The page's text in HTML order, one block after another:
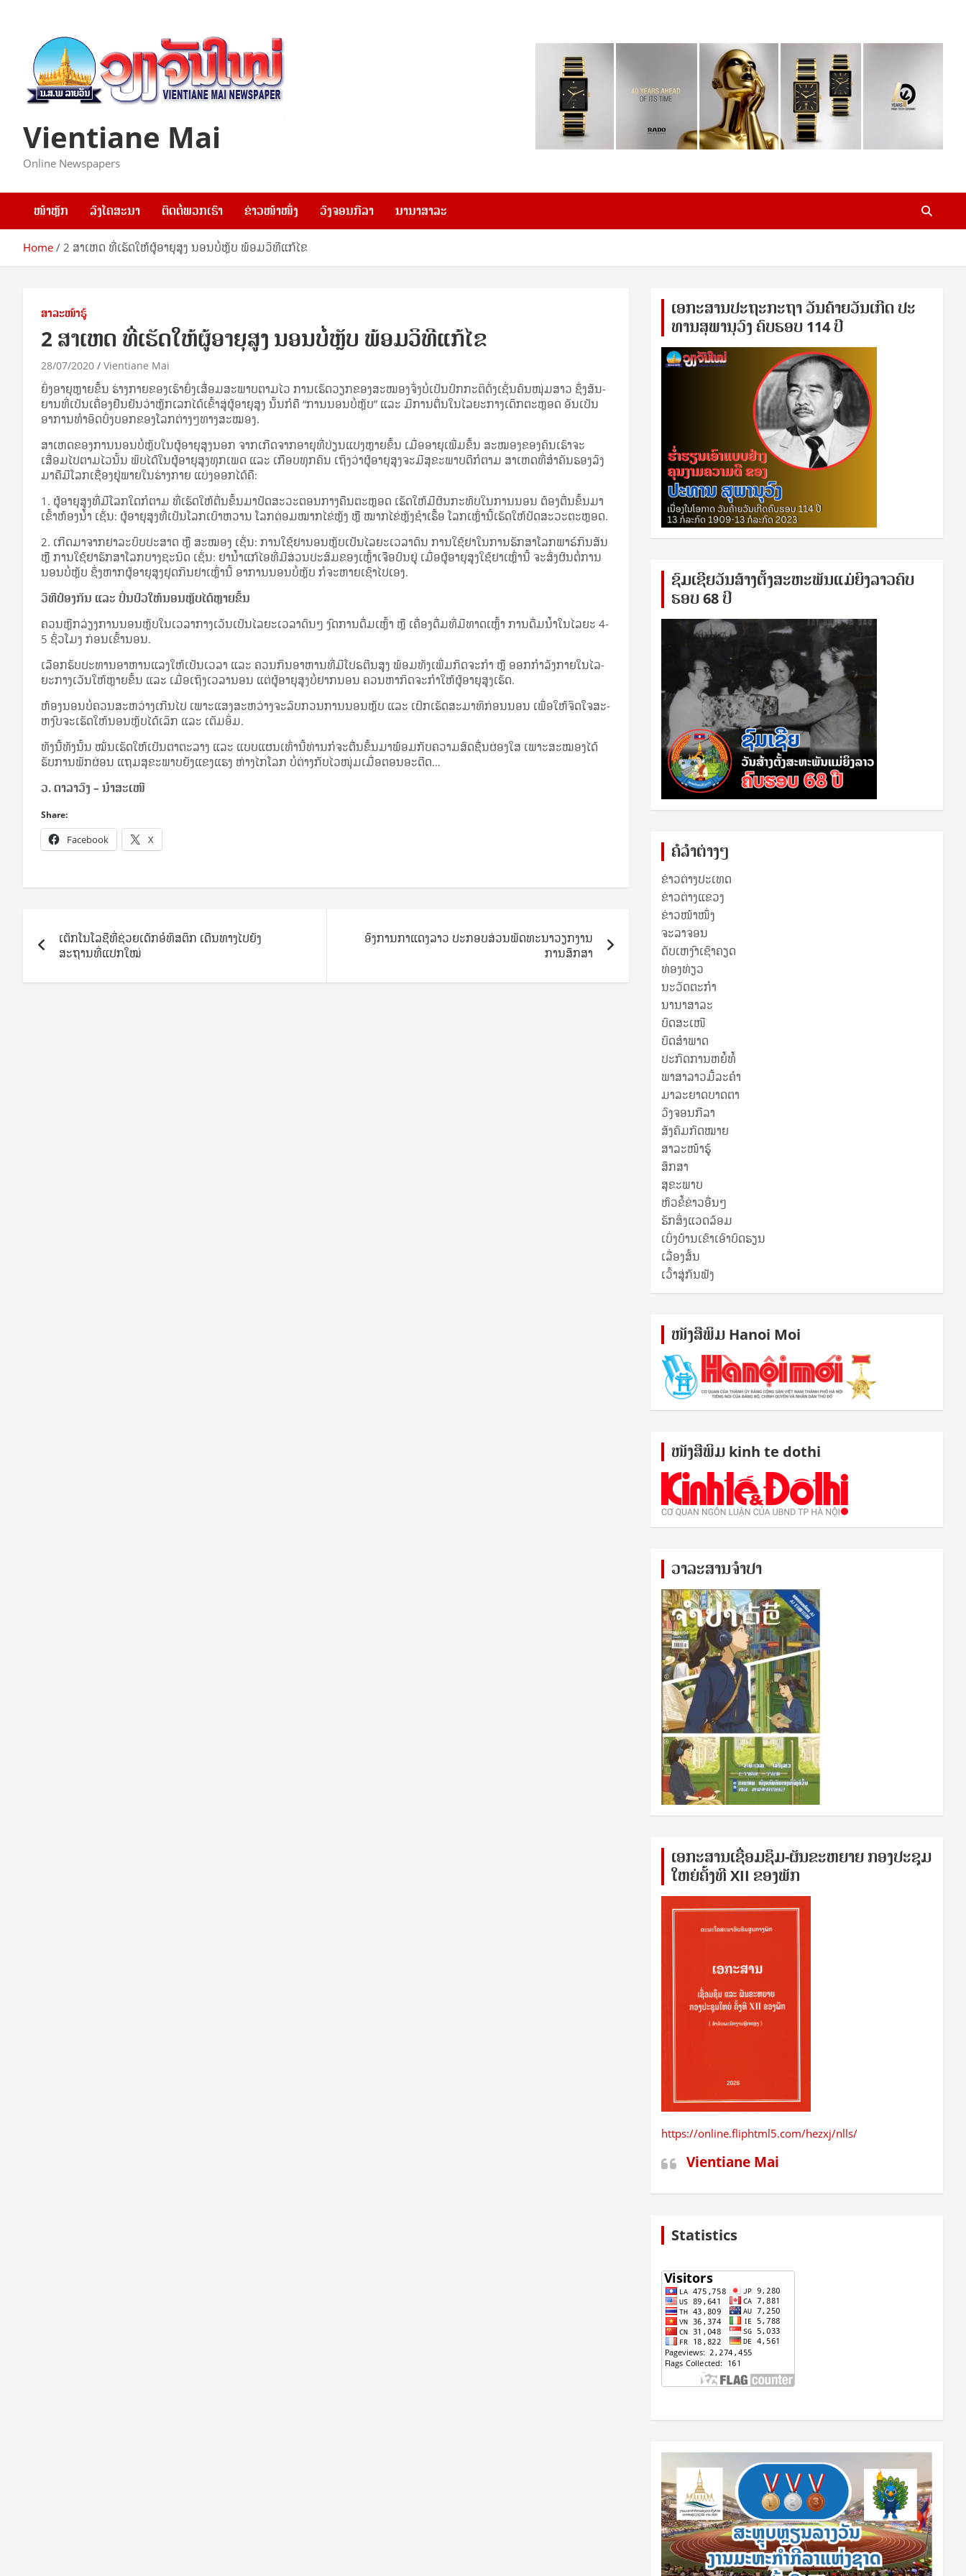
Vientiane Mai
Online Newspapers
ໜ້າຫຼັກ ລົງໂຄສະນາ ຕິດຕໍ່ພວກເຮົາ ຂ່າວໜ້າໜຶ່ງ ວົງຈອນກີລາ ນານາສາລະ
Home 2 ສາເຫດ ທີ່ເຮັດໃຫ້ຜູ້ອາຍຸສູງ ນອນບໍ່ຫຼັບ ພ້ອມວິທີແກ້ໄຂ
ສາລະໜ້າຮູ້
2 ສາເຫດ ທີ່ເຮັດໃຫ້ຜູ້ອາຍຸສູງ ນອນບໍ່ຫຼັບ ພ້ອມວິທີແກ້ໄຂ
28/07/2020 Vientiane Mai
ຍິ່ງ​ອາ­ຍຸ​ຫຼາຍ​ຂຶ້ນ ຮ່າງ­ກາຍ​ຂອງ​ເຮົາ​ຍິ່ງ​ເສື່ອມ​ສະ­ພາບ​ຕາມ​ໄວ ການ​ເຮັດ​ວຽກ​ຂອງ​ສະ­ໝອງ​ຈຶ່ງ​ບໍ່​ເປັນ​ປົກ­ກະ­ຕິ​ດັ່ງ​ເຊັ່ນ​ຄົນ​ໜຸ່ມ​ສາວ ຊຶ່ງ​ສັນ­
ຍານ​ທີ່​ເປັນ​ເຄື່ອງ​ຢືນ­ຢັນ​ວ່າ​ຫຼັກ​ເລກ​ໄດ້​ເຂົ້າ​ສູ່​ຜູ້​ອາ­ຍຸ​ສູງ ນັ້ນ​ກໍ​ຄື “ການ​ນອນ​ບໍ່​ຫຼັບ” ແລະ ມີ​ການ​ຕື່ນ​ໃນ​ໄລ­ຍະ​ກາງ​ເດິກ​ຕະ­ຫຼອດ ອັນ​ເປັນ​
ອາ­ການ​ທຳ​ອິດ​ບົ່ງ​ບອກ​ຂອງ​ໂລກ​ຕ່າງໆ​ທາງ​ສະ­ໝອງ.
ສາ­ເຫດ​ຂອງ​ການ​ນອນ​ບໍ່​ຫຼັບ​ໃນ​ຜູ້​ອາ­ຍຸ​ສູງ​ນອກ ຈາກ​ເກີດ​ຈາກ​ອາ­ຍຸ​ທີ່​ປ່ຽນ­ແປງ​ຫຼາຍ​ຂຶ້ນ ເມື່ອ​ອາ­ຍຸ​ເພີ່ມ​ຂຶ້ນ ສະ­ໝອງ​ຂອງ​ຄົນ​ເຮົາ​ຈະ​
ເສື່ອມ​ໄປ​ຕາມ​ໄວ​ນັ້ນ ພົບ​ໄດ້​ໃນ​ຜູ້​ອາ­ຍຸ​ສູງ​ທຸກ​ເພດ ແລະ ເກືອບ​ທຸກ​ຄົນ ເຖິງ​ວ່າ​ຜູ້​ອາ­ຍຸ​ສູງ​ຈະ​ມີ​ສຸ­ຂະ­ພາບ​ດີ​ກໍ​ຕາມ ສາ­ເຫດ​ທີ່​ສຳ­ຄັນ​ຮອງ​ລົງ​
ມາ​ຄື​ມີ​ໂລກ​ເຊື່ອງ​ຢູ່​ພາຍ​ໃນ​ຮ່າງ­ກາຍ ແບ່ງ​ອອກ​ໄດ້​ຄື:
1. ຜູ້​ອາ­ຍຸ​ສູງ​ທີ່​ມີ​ໂລກ​ໃດ​ກໍ​ຕາມ ທີ່​ເຮັດ​ໃຫ້​ຕື່ນ​ຂຶ້ນ​ມາ​ປັດ​ສະ​ວະ​ຕອນ​ກາງ­ຄືນ​ຕະ­ຫຼອດ ເຮັດ​ໃຫ້​ມີ​ຜົນ​ກະ­ທົບ​ໃນ​ການ​ນອນ ຕ້ອງ​ຕື່ນ​ຂຶ້ນ​ມາ​
ເຂົ້າ​ຫ້ອງ​ນ້ຳ ເຊັ່ນ: ຜູ້​ອາ­ຍຸ​ສູງ​ທີ່​ເປັນ​ໂລກ​ເບົາ­ຫວານ ໂລກ​ຕ່ອມ​ໝາກ​ໄຂ່­ຫຼັງ ຫຼື ໝາກ​ໄຂ່­ຫຼັງ​ຊຳ​ເຮື້ອ ໂລກ​ເຫຼົ່າ​ນີ້​ເຮັດ​ໃຫ້​ປັດ​ສະ​ວະ​ຕະ­ຫຼອດ.
2. ເກີດ​ມາ​ຈາກ​ຢາ​ລະ­ບົບ​ປະ­ສາດ ຫຼື ສະ­ໝອງ ເຊັ່ນ: ການ​ໃຊ້​ຢາ­ນອນ­ຫຼັບ​ເປັນ​ໄລ­ຍະ​ເວ­ລາ​ດົນ ການ​ໃຊ້​ຢາ​ໃນ​ການ​ຮັກ­ສາ​ໂລກ​ພາຣ໌ກິນ​ສັນ
ຫຼື ການ​ໃຊ້​ຢາ​ຮັກ­ສາ​ໂລກ​ບາງ​ຊະ­ນິດ ເຊັ່ນ: ຢາ​ນ້ຳ​ແກ້​ໄອ​ທີ່​ມີ​ສ່ວນ​ປະ­ສົມ​ຂອງ​ເຫຼົ້າ​ເຈືອ​ປົນ​ຢູ່ ເມື່ອ​ຜູ້​ອາ­ຍຸ​ສູງ​ໃຊ້​ຢາ​ເຫຼົ່າ​ນີ້ ຈະ​ສົ່ງ​ຜົນ​ຕໍ່​ການ​
ນອນ​ບໍ່​ຫຼັບ ຊຶ່ງ​ຫາກ​ຜູ້​ອາ­ຍຸ​ສູງ​ຢຸດ​ກິນ​ຢາ​ເຫຼົ່າ​ນີ້ ອາ­ການ​ນອນ​ບໍ່​ຫຼັບ ກໍ​ຈະ​ຫາຍ​ເຊົາ​ໄປ​ເອງ.
ວິ­ທີ​ປ້ອງ​ກັນ ແລະ ປິ່ນ­ປົວ​ໃຫ້​ນອນ​ຫຼັບ​ໄດ້​ຫຼາຍ​ຂຶ້ນ
ຄວນ​ຫຼີກ​ລ່ຽງ​ການ​ນອນ​ຫຼັບ​ໃນ​ເວ­ລາ​ກາງ­ເວັນ​ເປັນ​ໄລ­ຍະ​ເວ­ລາ​ດົນໆ ງົດ​ການ​ດື່ມ​ເຫຼົ້າ ຫຼື ເຄື່ອງ​ດື່ມ​ທີ່​ມີ​ທາດ​ເຫຼົ້າ ການ​ດື່ມ­ນ້ຳ​ໃນ​ໄລ­ຍະ 4-
5 ຊົ່ວ­ໂມງ ກ່ອນ​ເຂົ້າ​ນອນ.
ເລືອກ​ຮັບ​ປະ­ທານ​ອາ­ຫານ​ແລງ​ໃຫ້​ເປັນ​ເວ­ລາ ແລະ ຄວນ​ກິນ​ອາ­ຫານ​ທີ່​ມີ​ໂປຣ​ຕີນ​ສູງ ພ້ອມ​ທັງ​ເພີ່ມ​ກິດ­ຈະ­ກຳ ຫຼື ອອກ­ກຳ­ລັງ​ກາຍ​ໃນ​ໄລ­
ຍະ​ກາງ­ເວັນ​ໃຫ້​ຫຼາຍ​ຂຶ້ນ ແລະ ເມື່ອ​ເຖິງ​ເວ­ລາ​ນອນ ແຕ່​ຜູ້​ອາ­ຍຸ​ສູງ​ບໍ່​ຢາກ​ນອນ ຄວນ​ຫາ​ກິດ­ຈະ­ກຳ​ໃຫ້​ຜູ້​ອາ­ຍຸ​ສູງ​ເຮັດ.
ຫ້ອງ​ນອນ​ບໍ່​ຄວນ​ສະ­ຫວ່າງ​ເກີນ​ໄປ ເພາະ​ແສງ​ສະ­ຫວ່າງ​ຈະ​ລົບ​ກວນ​ການ​ນອນ​ຫຼັບ ແລະ ເຝິກ​ເຮັດ​ສະ­ມາ­ທິ​ກ່ອນ​ນອນ ເພື່ອ​ໃຫ້​ຈິດ­ໃຈ​ສະ­
ຫງົບ​ຈະ​ເຮັດ​ໃຫ້​ນອນ​ຫຼັບ​ໄດ້​ເລິກ ແລະ ເຕັມ​ອິ່ມ.
ທັງ​ນີ້​ທັງ​ນັ້ນ ໝັ່ນ​ເຮັດ​ໃຫ້​ເປັນ​ຕາ­ຕະ­ລາງ ແລະ ແບບ­ແຜນ​ເທົ່າ​ນີ້​ທ່ານ​ກໍ​ຈະ​ຕື່ນ​ຂຶ້ນ​ມາ​ພ້ອມ​ກັບ​ຄວາມ​ສົດ­ຊື່ນ​ຜ່ອງ​ໃສ ເພາະ​ສະ­ໝອງ​ໄດ້​
ຮັບ​ການ​ພັກ­ຜ່ອນ ແຖມ​ສຸ­ຂະ­ພາບ​ຍັງ​ແຂງ­ແຮງ ຫ່າງ​ໄກ​ໂລກ ບໍ່​ຕ່າງ​ກັບ​ໄວ​ໜຸ່ມ​ເມື່ອ​ຕອນ​ອະ­ດີດ…
ວ. ດາ­ລາ​ວົງ – ນຳ​ສະ­ເໜີ
Share:
Facebook X
navigation
ເຕັກໂນໂລຊີທີ່ຊ່ວຍເດັກອໍທິສຕິກ ເດີນທາງໄປຍັງ
ສະຖານທີ່ແປກໃໝ່
ອົງການກາແດງລາວ ປະກອບສ່ວນພັດທະນາວຽກງານ
ການສຶກສາ
ເອ​ກະ​ສານ​ປະ​ຖະ​ກະ​ຖ​າ ວັນ​ຄ້າຍ​ວັນ​ເກີດ ປ​ະ​
ທານ​ສຸ​ພາ​ນຸ​ວົງ ຄົບ​ຮອບ 114 ປີ
ຊົ​ມ​ເຊີຍ​ວັນ​ສ້າງ​ຕັ້ງ​ສະ​ຫະ​ພັນ​ແມ່​ຍິງ​​ລາວຄົບ​
ຮອບ 68 ປິ
ຄໍລຳຕ່າງໆ
ຂ່າວຕ່າງປະເທດ
ຂ່າວ​ຕ່າງ​ແຂວງ
ຂ່າວໜ້າໜຶ່ງ
ຈະລາຈອນ
ດັບເຫງົາເຊົາຄຽດ
ທ່ອງທ່ຽວ
ນະວັດຕະກໍາ
ນານາສາລະ
ບົດສະເໜີ
ບົດສໍາພາດ
ປະກົດການຫຍໍ້ທໍ້
ພາສາລາວມື້ລະຄຳ
ມາລະຍາດບາດຕາ
ວົງຈອນກີລາ
ສັງຄົມກົດໝາຍ
ສາລະໜ້າຮູ້
ສຶກສາ
ສຸ​ຂະ​ພາບ
ຫົວຂໍ້ຂ່າວອື່ນໆ
ຮັກສິ່ງແວດລ້ອມ
ເບິ່ງບ້ານເຂົາເອົາບົດຮຽນ
ເລື່ອງສັ້ນ
ເວົ້າສູ່ກັນຟັງ
ໜັງ​ສື​ພິມ Hanoi Moi
ໜັງ​ສື​ພິມ kinh te dothi
ວາລະສານຈຳປາ
ເອກ​ະ​ສານ​ເຊ​ື່ອມ​ຊ​ຶມ-ຜັນ​ຂະ​ຫ​ຍາຍ ກອງ​ປະ​ຊຸມ​
ໃຫຍ່​ຄັ້ງ​ທີ XII ຂອງ​ພັກ
https://online.fliphtml5.com/hezxj/nlls/
Vientiane Mai
Statistics